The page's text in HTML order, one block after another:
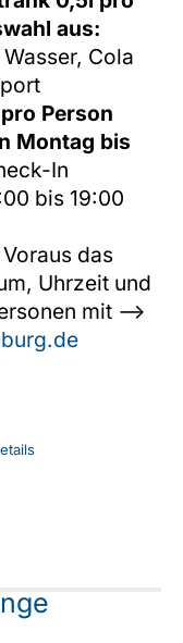
aus:
Cola
Person
Montag bis
In
bis 19:00
das
Uhrzeit und
mit -->